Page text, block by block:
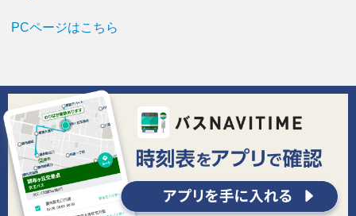
PCページはこちら